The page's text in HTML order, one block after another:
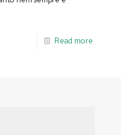
Read more